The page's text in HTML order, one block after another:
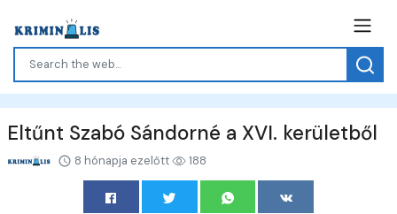
Eltűnt Szabó Sándorné a XVI. kerületből
8 hónapja ezelőtt 188